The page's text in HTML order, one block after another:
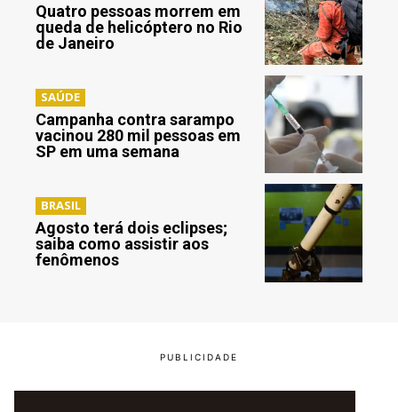
Quatro pessoas morrem em
queda de helicóptero no Rio
de Janeiro
SAÚDE
Campanha contra sarampo
vacinou 280 mil pessoas em
SP em uma semana
BRASIL
Agosto terá dois eclipses;
saiba como assistir aos
fenômenos